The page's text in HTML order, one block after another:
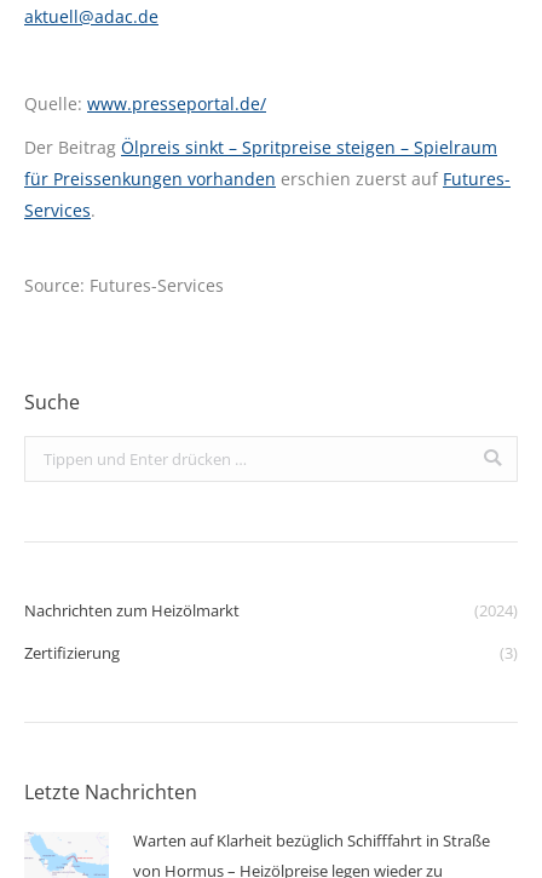
aktuell@adac.de
Quelle: www.presseportal.de/
Der Beitrag Ölpreis sinkt – Spritpreise steigen – Spielraum
für Preissenkungen vorhanden erschien zuerst auf Futures-
Services.
Source: Futures-Services
Suche
Search:
Nachrichten zum Heizölmarkt
(2024)
Zertifizierung
(3)
Letzte Nachrichten
Warten auf Klarheit bezüglich Schifffahrt in Straße
von Hormus – Heizölpreise legen wieder zu